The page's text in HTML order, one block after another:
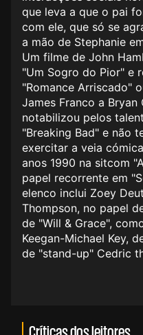
que leva a que o pai
com ele, que só se
a mão de Stephanie
Um filme de John
"Um Sogro do Pior" e
"Romance Arriscado"
James Franco a
notabilizou pelos
"Breaking Bad" e não
exercitar a veia
anos 1990 na sitcom
papel recorrente em
elenco inclui Zoey
Thompson, no papel
de "Will & Grace",
Keegan-Michael Key,
de "stand-up" Cedric